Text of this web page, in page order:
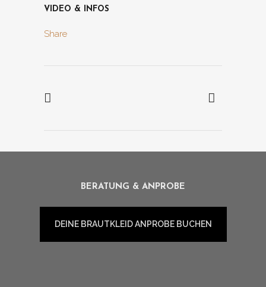
VIDEO & INFOS
Share
BERATUNG & ANPROBE
DEINE BRAUTKLEID ANPROBE BUCHEN